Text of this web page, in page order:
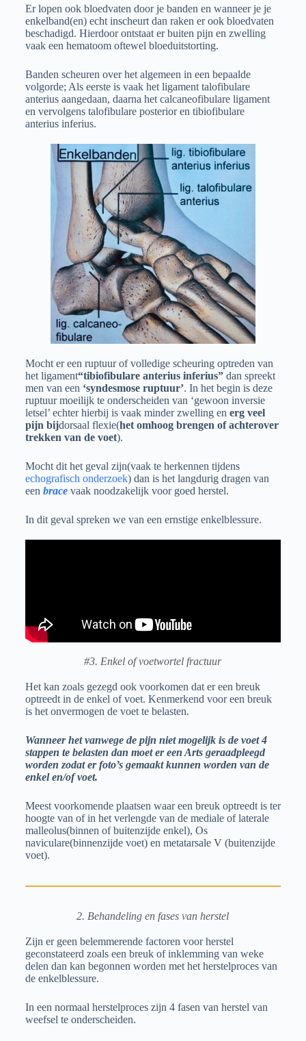
Er lopen ook bloedvaten door je banden en wanneer je je
enkelband(en) echt inscheurt dan raken er ook bloedvaten
beschadigd. Hierdoor ontstaat er buiten pijn en zwelling
vaak een hematoom oftewel bloeduitstorting.
Banden scheuren over het algemeen in een bepaalde
volgorde; Als eerste is vaak het ligament talofibulare
anterius aangedaan, daarna het calcaneofibulare ligament
en vervolgens talofibulare posterior en tibiofibulare
anterius inferius.
Mocht er een ruptuur of volledige scheuring optreden van
het ligament“tibiofibulare anterius inferius” dan spreekt
men van een ‘syndesmose ruptuur’. In het begin is deze
ruptuur moeilijk te onderscheiden van ‘gewoon inversie
letsel’ echter hierbij is vaak minder zwelling en erg veel
pijn bijdorsaal flexie(het omhoog brengen of achterover
trekken van de voet).
Mocht dit het geval zijn(vaak te herkennen tijdens
echografisch onderzoek) dan is het langdurig dragen van
een brace vaak noodzakelijk voor goed herstel.
In dit geval spreken we van een ernstige enkelblessure.
#3. Enkel of voetwortel fractuur
Het kan zoals gezegd ook voorkomen dat er een breuk
optreedt in de enkel of voet. Kenmerkend voor een breuk
is het onvermogen de voet te belasten.
Wanneer het vanwege de pijn niet mogelijk is de voet 4
stappen te belasten dan moet er een Arts geraadpleegd
worden zodat er foto’s gemaakt kunnen worden van de
enkel en/of voet.
Meest voorkomende plaatsen waar een breuk optreedt is ter
hoogte van of in het verlengde van de mediale of laterale
malleolus(binnen of buitenzijde enkel), Os
naviculare(binnenzijde voet) en metatarsale V (buitenzijde
voet).
2. Behandeling en fases van herstel
Zijn er geen belemmerende factoren voor herstel
geconstateerd zoals een breuk of inklemming van weke
delen dan kan begonnen worden met het herstelproces van
de enkelblessure.
In een normaal herstelproces zijn 4 fasen van herstel van
weefsel te onderscheiden.